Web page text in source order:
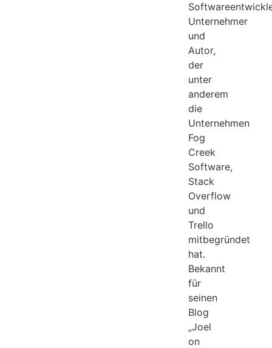
Unternehmer
und
Autor,
der
unter
anderem
die
Unternehmen
Fog
Creek
Software,
Stack
Overflow
und
Trello
mitbegründet
hat.
Bekannt
für
seinen
Blog
„Joel
on